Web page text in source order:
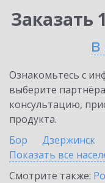
Заказать
Ознакомьтесь с
выберите
консультацию,
продукта.
Бор
Дзержинск
Показать все
Смотрите также: